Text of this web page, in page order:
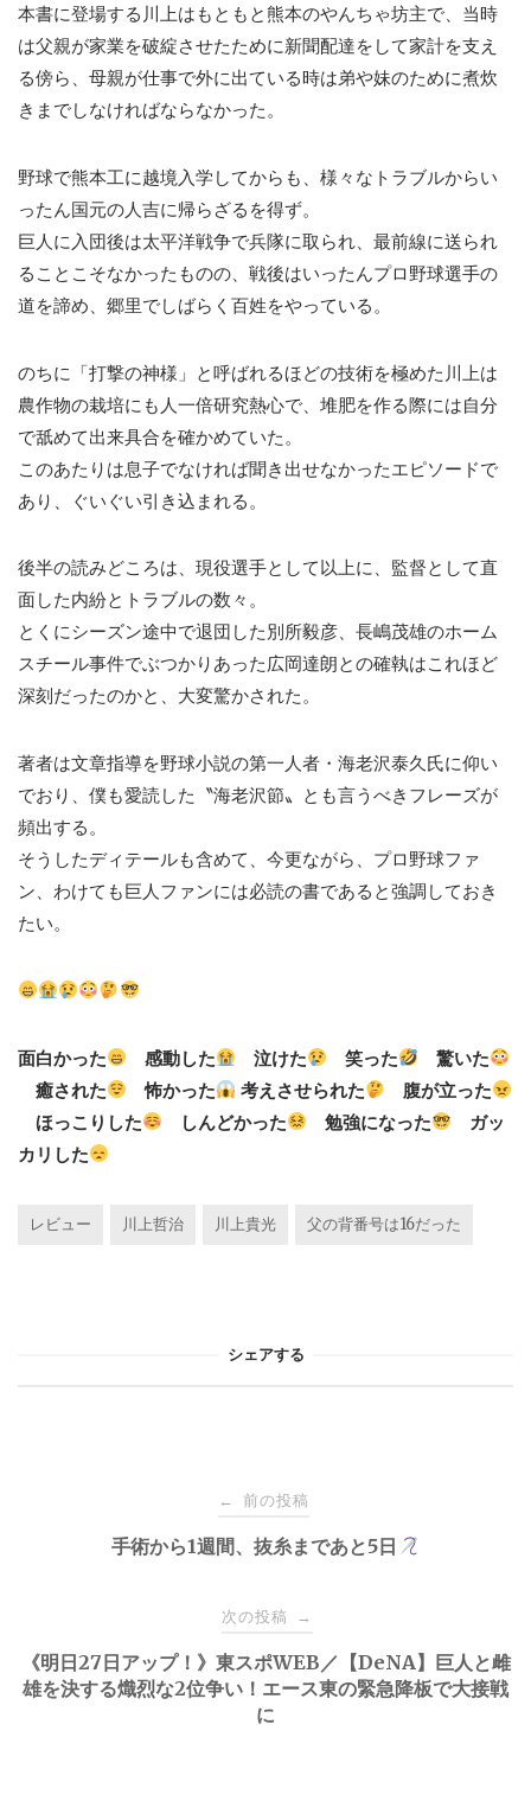
本書に登場する川上はもともと熊本のやんちゃ坊主で、当時
は父親が家業を破綻させたために新聞配達をして家計を支え
る傍ら、母親が仕事で外に出ている時は弟や妹のために煮炊
きまでしなければならなかった。
野球で熊本工に越境入学してからも、様々なトラブルからい
ったん国元の人吉に帰らざるを得ず。
巨人に入団後は太平洋戦争で兵隊に取られ、最前線に送られ
ることこそなかったものの、戦後はいったんプロ野球選手の
道を諦め、郷里でしばらく百姓をやっている。
のちに「打撃の神様」と呼ばれるほどの技術を極めた川上は
農作物の栽培にも人一倍研究熱心で、堆肥を作る際には自分
で舐めて出来具合を確かめていた。
このあたりは息子でなければ聞き出せなかったエピソードで
あり、ぐいぐい引き込まれる。
後半の読みどころは、現役選手として以上に、監督として直
面した内紛とトラブルの数々。
とくにシーズン途中で退団した別所毅彦、長嶋茂雄のホーム
スチール事件でぶつかりあった広岡達朗との確執はこれほど
深刻だったのかと、大変驚かされた。
著者は文章指導を野球小説の第一人者・海老沢泰久氏に仰い
でおり、僕も愛読した〝海老沢節〟とも言うべきフレーズが
頻出する。
そうしたディテールも含めて、今更ながら、プロ野球ファ
ン、わけても巨人ファンには必読の書であると強調しておき
たい。
面白かった 感動した 泣けた 笑った
驚いた
癒された
怖かった 考えさせられた
腹が立った
ほっこりした
しんどかった 勉強になった
ガッ
カリした
レビュー 川上哲治 川上貴光 父の背番号は16だった
シェアする
ビ
← 前の投稿
手術から1週間、抜糸まであと5日
次の投稿 →
《明日27日アップ！》東スポWEB／【DeNA】巨人と雌
雄を決する熾烈な2位争い！エース東の緊急降板で大接戦
に